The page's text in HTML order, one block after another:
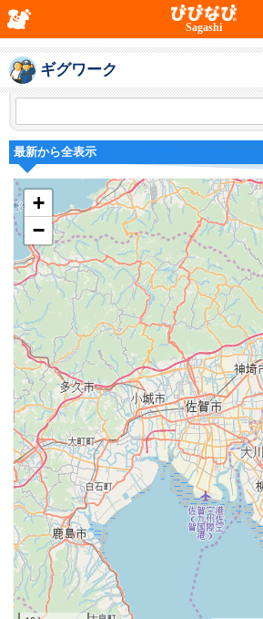
Sagashi
ギグワーク
最新から全表示
+
−